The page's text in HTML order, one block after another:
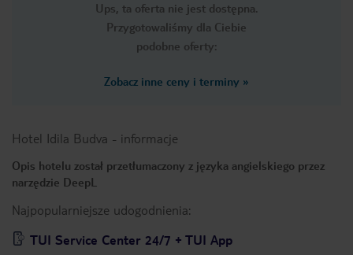
Ups, ta oferta nie jest dostępna.
Przygotowaliśmy dla Ciebie
podobne oferty:
Zobacz inne ceny i terminy »
Hotel Idila Budva - informacje
Opis hotelu został przetłumaczony z języka angielskiego przez
narzędzie DeepL
Najpopularniejsze udogodnienia:
TUI Service Center 24/7 + TUI App